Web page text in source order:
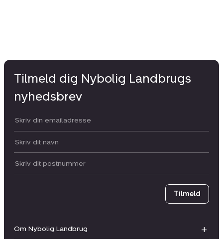
Om Nybolig Landbrug
Tilmeld dig Nybolig Landbrugs
nyhedsbrev
Din email:
Dit navn:
Postnummer
Tilmeld